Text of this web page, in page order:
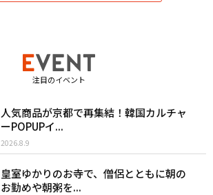
注目のイベント
人気商品が京都で再集結！韓国カルチャ
ーPOPUPイ...
2026.8.9
皇室ゆかりのお寺で、僧侶とともに朝の
お勤めや朝粥を...